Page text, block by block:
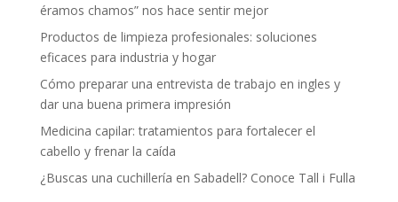
éramos chamos” nos hace sentir mejor
Productos de limpieza profesionales: soluciones
eficaces para industria y hogar
Cómo preparar una entrevista de trabajo en ingles y
dar una buena primera impresión
Medicina capilar: tratamientos para fortalecer el
cabello y frenar la caída
¿Buscas una cuchillería en Sabadell? Conoce Tall i Fulla